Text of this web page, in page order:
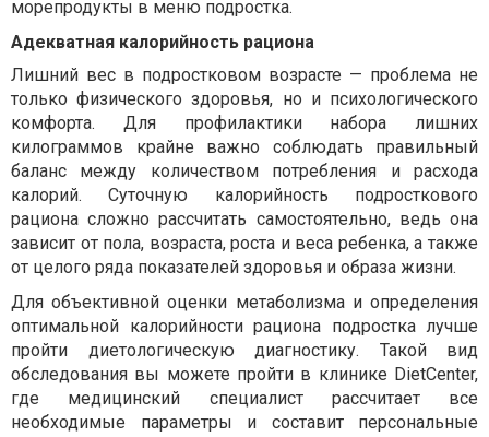
морепродукты в меню подростка.
Адекватная калорийность рациона
Лишний вес в подростковом возрасте — проблема не
только физического здоровья, но и психологического
комфорта. Для профилактики набора лишних
килограммов крайне важно соблюдать правильный
баланс между количеством потребления и расхода
калорий. Суточную калорийность подросткового
рациона сложно рассчитать самостоятельно, ведь она
зависит от пола, возраста, роста и веса ребенка, а также
от целого ряда показателей здоровья и образа жизни.
Для объективной оценки метаболизма и определения
оптимальной калорийности рациона подростка лучше
пройти диетологическую диагностику. Такой вид
обследования вы можете пройти в клинике DietCenter,
где медицинский специалист рассчитает все
необходимые параметры и составит персональные